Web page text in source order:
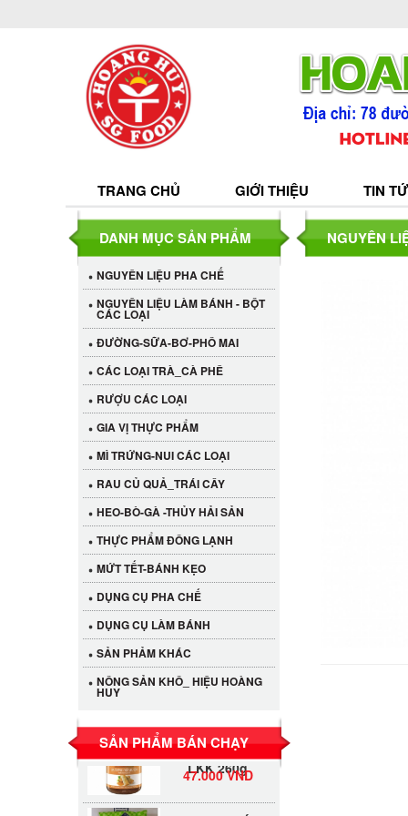
TRANG CHỦ GIỚI THIỆU TIN
NGUYÊN
DANH MỤC SẢN PHẨM
NGUYÊN LIỆU PHA CHẾ
NGUYÊN LIỆU LÀM BÁNH - BỘT
CÁC LOẠI
ĐƯỜNG-SỮA-BƠ-PHÔ MAI
CÁC LOẠI TRÀ_CÀ PHÊ
RƯỢU CÁC LOẠI
GIA VỊ THỰC PHẨM
MÌ TRỨNG-NUI CÁC LOẠI
RAU CỦ QUẢ_TRÁI CÂY
HEO-BÒ-GÀ -THỦY HẢI SẢN
THỰC PHẨM ĐÔNG LẠNH
MỨT TẾT-BÁNH KẸO
DỤNG CỤ PHA CHẾ
DỤNG CỤ LÀM BÁNH
SẢN PHẢM KHÁC
NÔNG SẢN KHÔ_ HIỆU HOÀNG
HUY
SẢN PHẨM BÁN CHẠY
Cần Tây Đà Lạt
40.000 VND
LỐC 12 HỦ
Tương xí muội
530.000 VND
Tương xí muội
LKK 260g
47.000 VND
BAO 20 GÓI